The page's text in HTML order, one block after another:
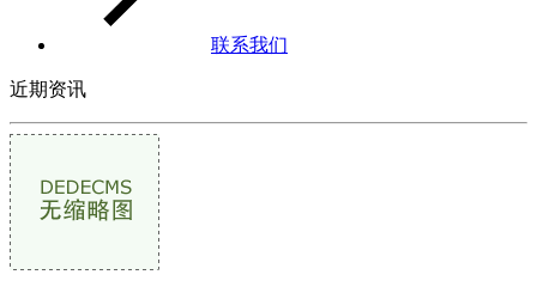
联系我们
近期资讯